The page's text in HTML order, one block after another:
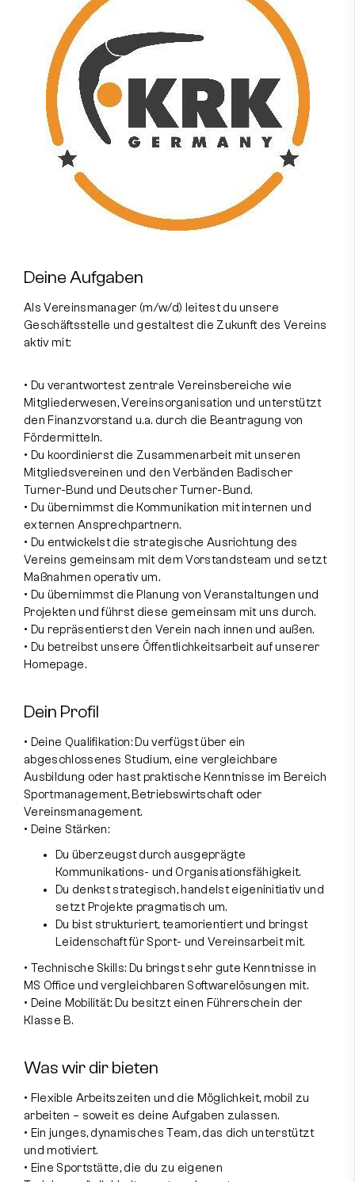
Deine Aufgaben
Als Vereinsmanager (m/w/d) leitest du unsere
Geschäftsstelle und gestaltest die Zukunft des Vereins
aktiv mit:
• Du verantwortest zentrale Vereinsbereiche wie
Mitgliederwesen, Vereinsorganisation und unterstützt
den Finanzvorstand u.a. durch die Beantragung von
Fördermitteln.
• Du koordinierst die Zusammenarbeit mit unseren
Mitgliedsvereinen und den Verbänden Badischer
Turner-Bund und Deutscher Turner-Bund.
• Du übernimmst die Kommunikation mit internen und
externen Ansprechpartnern.
• Du entwickelst die strategische Ausrichtung des
Vereins gemeinsam mit dem Vorstandsteam und setzt
Maßnahmen operativ um.
• Du übernimmst die Planung von Veranstaltungen und
Projekten und führst diese gemeinsam mit uns durch.
• Du repräsentierst den Verein nach innen und außen.
• Du betreibst unsere Öffentlichkeitsarbeit auf unserer
Homepage.
Dein Profil
• Deine Qualifikation: Du verfügst über ein
abgeschlossenes Studium, eine vergleichbare
Ausbildung oder hast praktische Kenntnisse im Bereich
Sportmanagement, Betriebswirtschaft oder
Vereinsmanagement.
• Deine Stärken:
Du überzeugst durch ausgeprägte
Kommunikations- und Organisationsfähigkeit.
Du denkst strategisch, handelst eigeninitiativ und
setzt Projekte pragmatisch um.
Du bist strukturiert, teamorientiert und bringst
Leidenschaft für Sport- und Vereinsarbeit mit.
• Technische Skills: Du bringst sehr gute Kenntnisse in
MS Office und vergleichbaren Softwarelösungen mit.
• Deine Mobilität: Du besitzt einen Führerschein der
Klasse B.
Was wir dir bieten
• Flexible Arbeitszeiten und die Möglichkeit, mobil zu
arbeiten – soweit es deine Aufgaben zulassen.
• Ein junges, dynamisches Team, das dich unterstützt
und motiviert.
• Eine Sportstätte, die du zu eigenen